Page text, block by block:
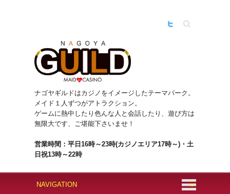
Search
ナゴヤギルドはカジノをイメージしたテーマパーク。
メイド１人ずつがアトラクション。
ゲームに熱中したり色んな人と会話したり、遊び方は
無限大です、ご堪能下さいませ！
営業時間：平日16時～23時(カジノエリア17時～)・土
日祝13時～22時